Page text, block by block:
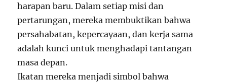
harapan baru. Dalam setiap misi dan
pertarungan, mereka membuktikan bahwa
persahabatan, kepercayaan, dan kerja sama
adalah kunci untuk menghadapi tantangan
masa depan.
Ikatan mereka menjadi simbol bahwa